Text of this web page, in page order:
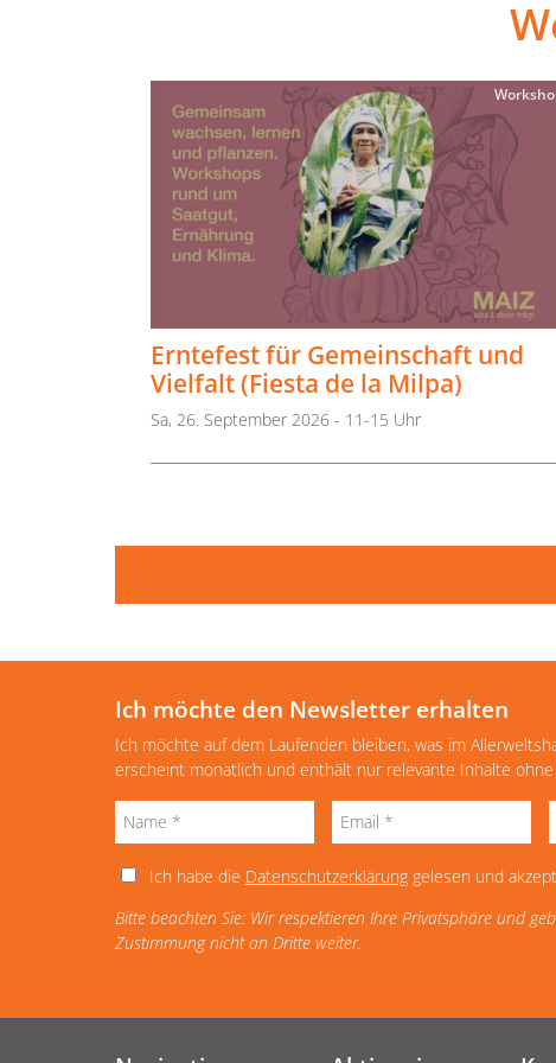
Erntefest für Gemeinschaft und
Vielfalt (Fiesta de la Milpa)
Sa, 26. September 2026 - 11-15 Uhr
Ich möchte den Newsletter erhalten
Ich möchte auf dem Laufenden bleiben, was im
erscheint monatlich und enthält nur relevante Inhalte ohne
Ich habe die Datenschutzerklärunggelesen und
Bitte beachten Sie: Wir respektieren Ihre Privatsphäre und
Zustimmung nicht an Dritte weiter.